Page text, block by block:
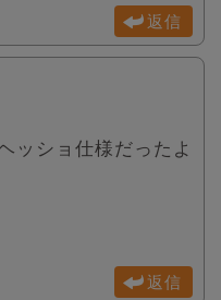
返信
ッショ仕様だったよ
返信